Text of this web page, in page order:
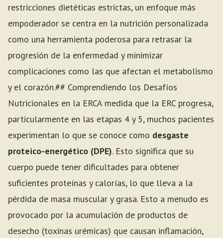
restricciones dietéticas estrictas, un enfoque más
empoderador se centra en la nutrición personalizada
como una herramienta poderosa para retrasar la
progresión de la enfermedad y minimizar
complicaciones como las que afectan el metabolismo
y el corazón.## Comprendiendo los Desafíos
Nutricionales en la ERCA medida que la ERC progresa,
particularmente en las etapas 4 y 5, muchos pacientes
experimentan lo que se conoce como desgaste
proteico-energético (DPE). Esto significa que su
cuerpo puede tener dificultades para obtener
suficientes proteínas y calorías, lo que lleva a la
pérdida de masa muscular y grasa. Esto a menudo es
provocado por la acumulación de productos de
desecho (toxinas urémicas) que causan inflamación,